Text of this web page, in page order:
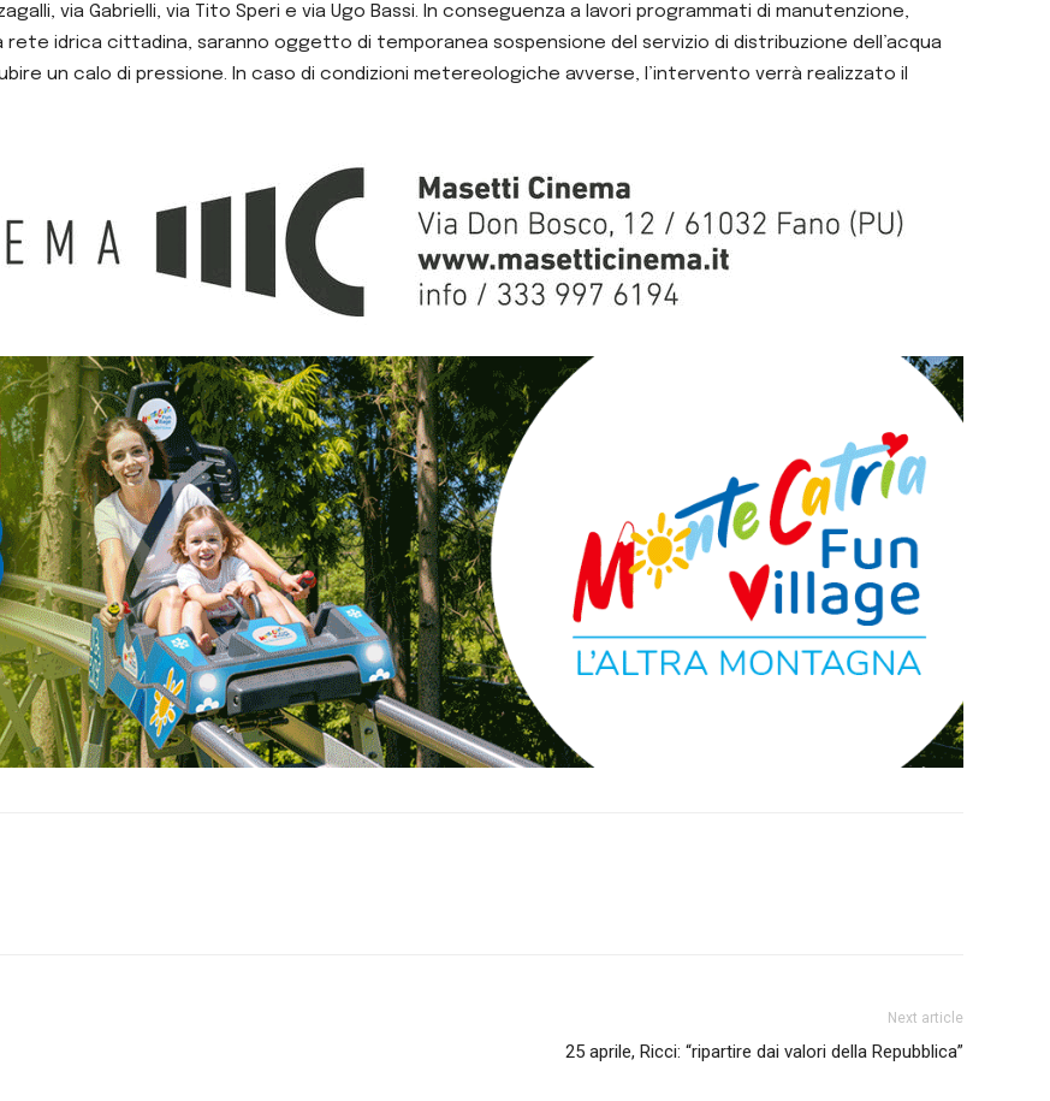
via Gabrielli, via Tito Speri e via Ugo Bassi. In conseguenza a lavori programmati di manutenzione,
idrica cittadina, saranno oggetto di temporanea sospensione del servizio di distribuzione dell’acqua
un calo di pressione. In caso di condizioni metereologiche avverse, l’intervento verrà realizzato il
Next article
25 aprile, Ricci: “ripartire dai valori della Repubblica”